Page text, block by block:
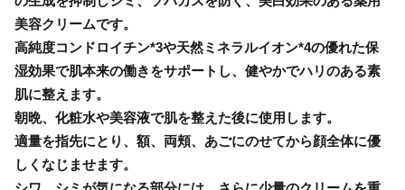
美容クリームです。
高純度コンドロイチン*3や天然ミネラルイオン*4の優れた保
湿効果で肌本来の働きをサポートし、健やかでハリのある素
肌に整えます。
朝晩、化粧水や美容液で肌を整えた後に使用します。
適量を指先にとり、額、両頬、あごにのせてから顔全体に優
しくなじませます。